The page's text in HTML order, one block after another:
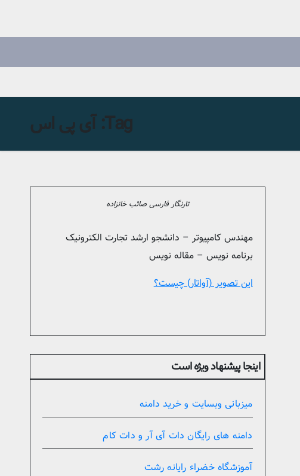
Tag: آی پی اس
تارنگار فارسی صائب خانزاده
مهندس کامپیوتر – دانشجو ارشد تجارت الکترونیک
برنامه نویس – مقاله نویس
این تصویر (آواتار) چیست؟
اینجا پیشنهاد ویژه است
میزبانی وبسایت و خرید دامنه
دامنه های رایگان دات آی آر و دات کام
آموزشگاه خضراء رایانه رشت